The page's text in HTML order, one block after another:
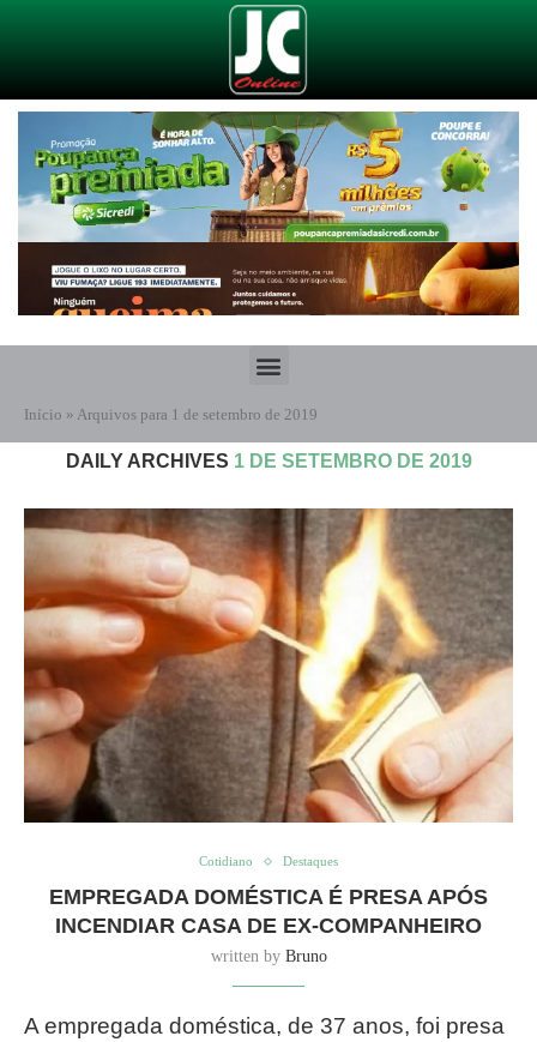
Início » Arquivos para 1 de setembro de 2019
DAILY ARCHIVES 1 DE SETEMBRO DE 2019
Cotidiano Destaques
EMPREGADA DOMÉSTICA É PRESA APÓS
INCENDIAR CASA DE EX-COMPANHEIRO
written by Bruno
A empregada doméstica, de 37 anos, foi presa